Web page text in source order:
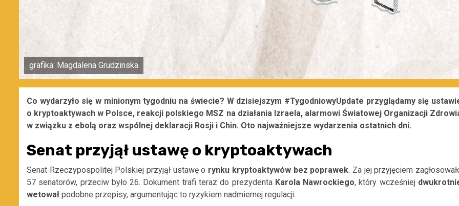
grafika: Magdalena Grudzinska
Co wydarzyło się w minionym tygodniu na świecie? W dzisiejszym #TygodniowyUpdate przyglądamy się
o kryptoaktywach w Polsce, reakcji polskiego MSZ na działania Izraela, alarmowi Światowej Organizacji
w związku z ebolą oraz wspólnej deklaracji Rosji i Chin. Oto najważniejsze wydarzenia ostatnich dni.
Senat przyjął ustawę o kryptoaktywach
Senat Rzeczypospolitej Polskiej przyjął ustawę o rynku kryptoaktywów bez poprawek. Za jej przyjęciem
57 senatorów, przeciw było 26. Dokument trafi teraz do prezydenta Karola Nawrockiego, który wcześniej
wetował podobne przepisy, argumentując to ryzykiem nadmiernej regulacji.